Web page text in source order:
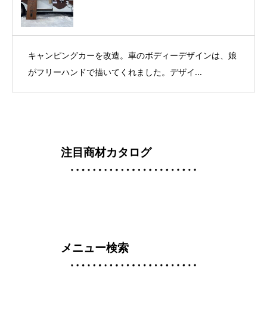
キャンピングカーを改造。車のボディーデザインは、娘
がフリーハンドで描いてくれました。デザイ...
注目商材カタログ
メニュー検索